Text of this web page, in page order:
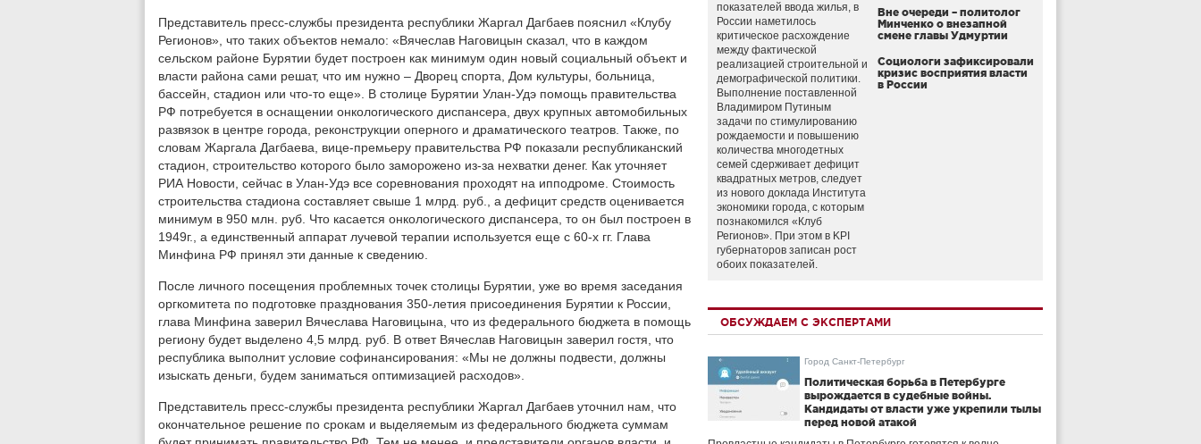
Представитель пресс-службы президента республики Жаргал Дагбаев пояснил «Клубу
Регионов», что таких объектов немало: «Вячеслав Наговицын сказал, что в каждом
сельском районе Бурятии будет построен как минимум один новый социальный объект и
власти района сами решат, что им нужно – Дворец спорта, Дом культуры, больница,
бассейн, стадион или что-то еще». В столице Бурятии Улан-Удэ помощь правительства
РФ потребуется в оснащении онкологического диспансера, двух крупных автомобильных
развязок в центре города, реконструкции оперного и драматического театров. Также, по
словам Жаргала Дагбаева, вице-премьеру правительства РФ показали республиканский
стадион, строительство которого было заморожено из-за нехватки денег. Как уточняет
РИА Новости, сейчас в Улан-Удэ все соревнования проходят на ипподроме. Стоимость
строительства стадиона составляет свыше 1 млрд. руб., а дефицит средств оценивается
минимум в 950 млн. руб. Что касается онкологического диспансера, то он был построен в
1949г., а единственный аппарат лучевой терапии используется еще с 60-х гг. Глава
Минфина РФ принял эти данные к сведению.
После личного посещения проблемных точек столицы Бурятии, уже во время заседания
оргкомитета по подготовке празднования 350-летия присоединения Бурятии к России,
глава Минфина заверил Вячеслава Наговицына, что из федерального бюджета в помощь
региону будет выделено 4,5 млрд. руб. В ответ Вячеслав Наговицын заверил гостя, что
республика выполнит условие софинансирования: «Мы не должны подвести, должны
изыскать деньги, будем заниматься оптимизацией расходов».
Представитель пресс-службы президента республики Жаргал Дагбаев уточнил нам, что
окончательное решение по срокам и выделяемым из федерального бюджета суммам
показателей ввода жилья, в
России наметилось
критическое расхождение
между фактической
реализацией строительной и
демографической политики.
Выполнение поставленной
Владимиром Путиным
задачи по стимулированию
рождаемости и повышению
количества многодетных
семей сдерживает дефицит
квадратных метров, следует
из нового доклада Института
экономики города, с которым
познакомился «Клуб
Регионов». При этом в KPI
губернаторов записан рост
обоих показателей.
Вне очереди – политолог
Минченко о внезапной
смене главы Удмуртии
Социологи зафиксировали
кризис восприятия власти
в России
ОБСУЖДАЕМ С ЭКСПЕРТАМИ
Город Санкт-Петербург
Политическая борьба в Петербурге
вырождается в судебные войны.
Кандидаты от власти уже укрепили тылы
перед новой атакой